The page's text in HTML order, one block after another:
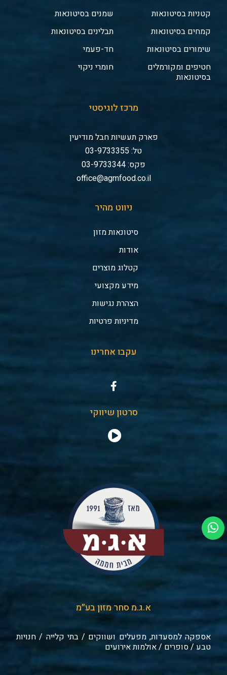
קטניות בסיטונאות
קמחים בסיטונאות
שימורים בסיטונאות
חטיפים ומקורמלים
בסיטונאות
שמנים בסיטונאות
תבלינים בסיטונאות
חד-פעמי
חומרי ניקוי
מרכז לוגיסטי
פארק תעשיות חבל מודיעין
טל: 03-9733355
פקס: 03-9733344
office@agmfood.co.il
ניווט מהיר
סיטונאות מזון
אודות
קטלוג מוצרים
מידע מקצועי
הצהרת נגישות
מדיניות פרטיות
עקבו אחרינו
סרטון שיווקי
א.ג.מ סחר מזון בע״מ
אספקה למסעדות, מפעלים ושווקים / בתי קלייה / חנויות
טבע / סופרים / אולמות אירועים